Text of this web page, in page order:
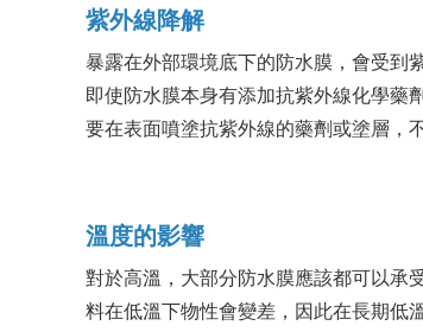
紫外線降解
暴露在外部環境底下的防水膜，會受到
即使防水膜本身有添加抗紫外線化學藥
要在表面噴塗抗紫外線的藥劑或塗層，
溫度的影響
對於高溫，大部分防水膜應該都可以承
料在低溫下物性會變差，因此在長期低